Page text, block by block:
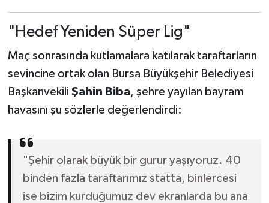
"Hedef Yeniden Süper Lig"
Maç sonrasında kutlamalara katılarak taraftarların
sevincine ortak olan Bursa Büyükşehir Belediyesi
Başkanvekili Şahin Biba, şehre yayılan bayram
havasını şu sözlerle değerlendirdi:
"Şehir olarak büyük bir gurur yaşıyoruz. 40
binden fazla taraftarımız statta, binlercesi
ise bizim kurduğumuz dev ekranlarda bu ana